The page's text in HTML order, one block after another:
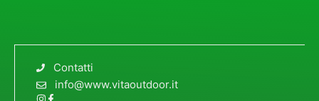
Contatti
info@www.vitaoutdoor.it